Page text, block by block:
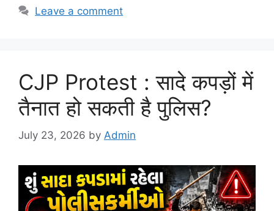
Leave a comment
CJP Protest : सादे कपड़ों में
तैनात हो सकती है पुलिस?
July 23, 2026 by Admin